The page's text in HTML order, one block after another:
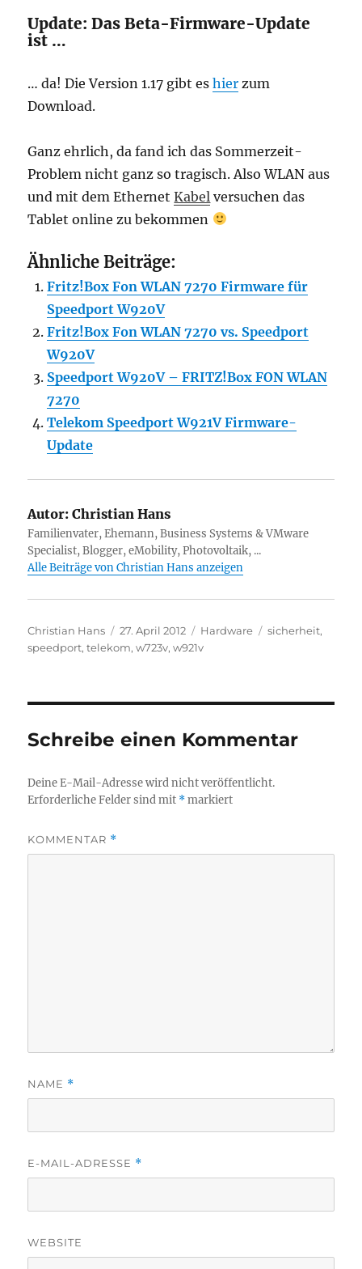
Update: Das Beta-Firmware-Update
ist …
… da! Die Version 1.17 gibt eshier zum
Download.
Ganz ehrlich, da fand ich das Sommerzeit-
Problem nicht ganz so tragisch. Also WLAN aus
und mit dem EthernetKabel versuchen das
Tablet online zu bekommen
Ähnliche Beiträge:
Fritz!Box Fon WLAN 7270 Firmware für
Speedport W920V
Fritz!Box Fon WLAN 7270 vs. Speedport
W920V
Speedport W920V – FRITZ!Box FON WLAN
7270
Telekom Speedport W921V Firmware-
Update
Autor: Christian Hans
Familienvater, Ehemann, Business Systems & VMware
Specialist, Blogger, eMobility, Photovoltaik, ...
Alle Beiträge von Christian Hans anzeigen
Autor
Christian Hans
Veröffentlicht
am
27. April 2012 Kategorien
Hardware Schlagwörter
sicherheit,
speedport,telekom,w723v,w921v
Schreibe einen Kommentar
Deine E-Mail-Adresse wird nicht veröffentlicht.
Erforderliche Felder sind mit *markiert
KOMMENTAR *
NAME *
E-MAIL-ADRESSE *
WEBSITE